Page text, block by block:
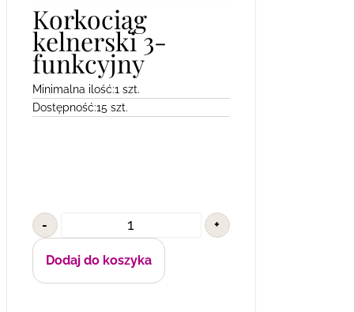
Korkociąg
kelnerski 3-
funkcyjny
Minimalna ilość:1 szt.
Dostępność:15 szt.
- +
Dodaj do koszyka